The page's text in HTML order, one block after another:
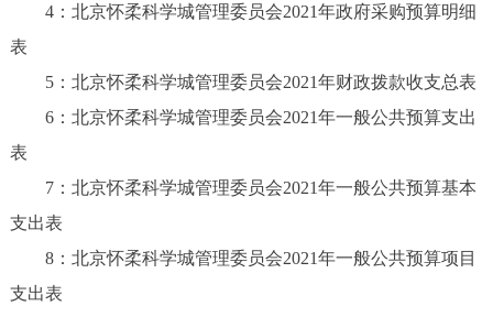
4：北京怀柔科学城管理委员会2021年政府采购预算明细
表
5：北京怀柔科学城管理委员会2021年财政拨款收支总表
6：北京怀柔科学城管理委员会2021年一般公共预算支出
表
7：北京怀柔科学城管理委员会2021年一般公共预算基本
支出表
8：北京怀柔科学城管理委员会2021年一般公共预算项目
支出表